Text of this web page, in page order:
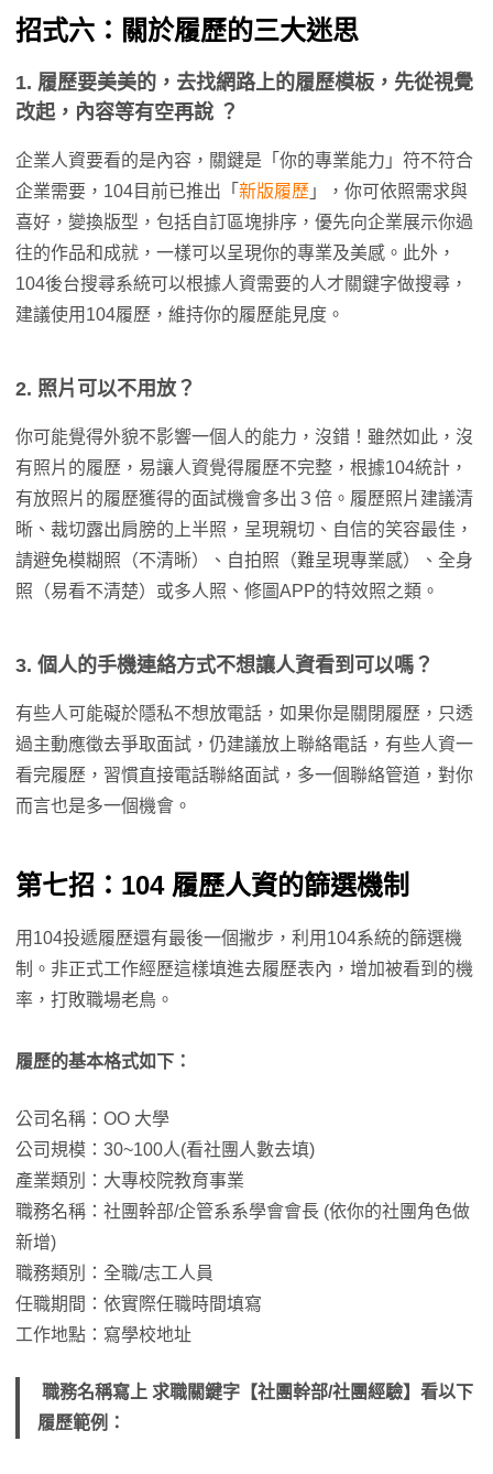
招式六：關於履歷的三大迷思
1. 履歷要美美的，去找網路上的履歷模板，先從視覺
改起，內容等有空再說 ？
企業人資要看的是內容，關鍵是「你的專業能力」符不符合
企業需要，104目前已推出「 新版履歷 」，你可依照需求與
喜好，變換版型，包括自訂區塊排序，優先向企業展示你過
往的作品和成就，一樣可以呈現你的專業及美感。此外，
104後台搜尋系統可以根據人資需要的人才關鍵字做搜尋，
建議使用104履歷，維持你的履歷能見度。
2. 照片可以不用放？
你可能覺得外貌不影響一個人的能力，沒錯！雖然如此，沒
有照片的履歷，易讓人資覺得履歷不完整，根據104統計，
有放照片的履歷獲得的面試機會多出３倍。履歷照片建議清
晰、裁切露出肩膀的上半照，呈現親切、自信的笑容最佳，
請避免模糊照（不清晰）、自拍照（難呈現專業感）、全身
照（易看不清楚）或多人照、修圖APP的特效照之類。
3. 個人的手機連絡方式不想讓人資看到可以嗎？
有些人可能礙於隱私不想放電話，如果你是關閉履歷，只透
過主動應徵去爭取面試，仍建議放上聯絡電話，有些人資一
看完履歷，習慣直接電話聯絡面試，多一個聯絡管道，對你
而言也是多一個機會。
第七招：104 履歷人資的篩選機制
用104投遞履歷還有最後一個撇步，利用104系統的篩選機
制。非正式工作經歷這樣填進去履歷表內，增加被看到的機
率，打敗職場老鳥。
履歷的基本格式如下：
公司名稱：OO 大學
公司規模：30~100人(看社團人數去填)
產業類別：大專校院教育事業
職務名稱：社團幹部/企管系系學會會長 (依你的社團角色做
新增)
職務類別：全職/志工人員
任職期間：依實際任職時間填寫
工作地點：寫學校地址
職務名稱寫上 求職關鍵字【社團幹部/社團經驗】看以下
履歷範例：